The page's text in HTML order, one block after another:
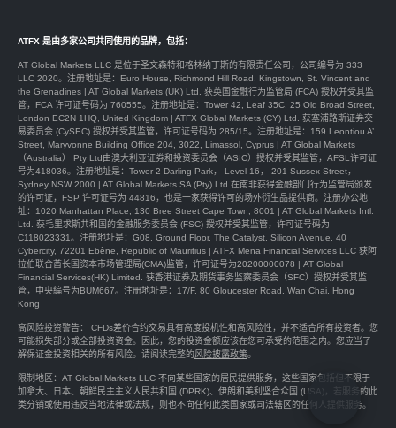
ATFX 是由多家公司共同使用的品牌，包括：
AT Global Markets LLC 是位于圣文森特和格林纳丁斯的有限责任公司，公司编号为 333
LLC 2020。注册地址是：Euro House, Richmond Hill Road, Kingstown, St. Vincent and
the Grenadines | AT Global Markets (UK) Ltd. 获英国金融行为监管局 (FCA) 授权并受其监
管，FCA 许可证号码为 760555。注册地址是：Tower 42, Leaf 35C, 25 Old Broad Street,
London EC2N 1HQ, United Kingdom | ATFX Global Markets (CY) Ltd. 获塞浦路斯证券交
易委员会 (CySEC) 授权并受其监管，许可证号码为 285/15。注册地址是：159 Leontiou A’
Street, Maryvonne Building Office 204, 3022, Limassol, Cyprus | AT Global Markets
（Australia） Pty Ltd由澳大利亚证券和投资委员会（ASIC）授权并受其监管，AFSL许可证
号为418036。注册地址是：Tower 2 Darling Park， Level 16， 201 Sussex Street，
Sydney NSW 2000 | AT Global Markets SA (Pty) Ltd 在南非获得金融部门行为监管局颁发
的许可证，FSP 许可证号为 44816，也是一家获得许可的场外衍生品提供商。注册办公地
址：1020 Manhattan Place, 130 Bree Street Cape Town, 8001 | AT Global Markets Intl.
Ltd. 获毛里求斯共和国的金融服务委员会 (FSC) 授权并受其监管，许可证号码为
C118023331。注册地址是：G08, Ground Floor, The Catalyst, Silicon Avenue, 40
Cybercity, 72201 Ebène, Republic of Mauritius | ATFX Mena Financial Services LLC 获阿
拉伯联合酋长国资本市场管理局(CMA)监管，许可证号为20200000078 | AT Global
Financial Services(HK) Limited. 获香港证券及期货事务监察委员会（SFC）授权并受其监
管，中央編号为BUM667。注册地址是：17/F, 80 Gloucester Road, Wan Chai, Hong
Kong
高风险投资警告： CFDs差价合约交易具有高度投机性和高风险性，并不适合所有投资者。您
可能损失部分或全部投资资金。因此，您的投资金额应该在您可承受的范围之内。您应当了
解保证金投资相关的所有风险。请阅读完整的风险披露政策。
限制地区：AT Global Markets LLC 不向某些国家的居民提供服务，这些国家包括但不限于
加拿大、日本、朝鲜民主主义人民共和国 (DPRK)、伊朗和美利坚合众国 (USA)，若服务的此
类分销或使用违反当地法律或法规，则也不向任何此类国家或司法辖区的任何人提供服务。